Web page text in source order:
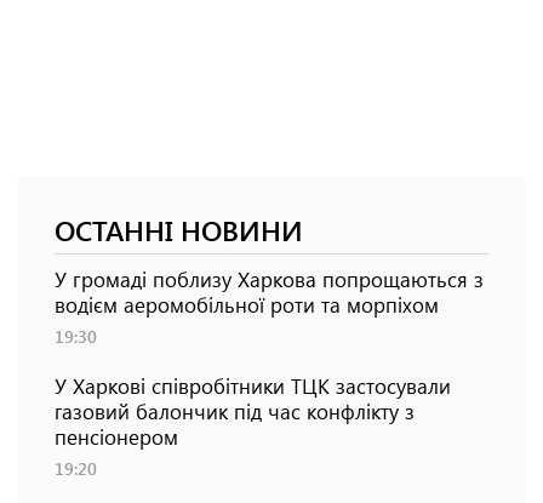
ОСТАННІ НОВИНИ
У громаді поблизу Харкова попрощаються з
водієм аеромобільної роти та морпіхом
19:30
У Харкові співробітники ТЦК застосували
газовий балончик під час конфлікту з
пенсіонером
19:20